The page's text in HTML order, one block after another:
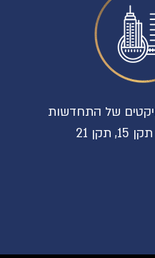
של התחדשות